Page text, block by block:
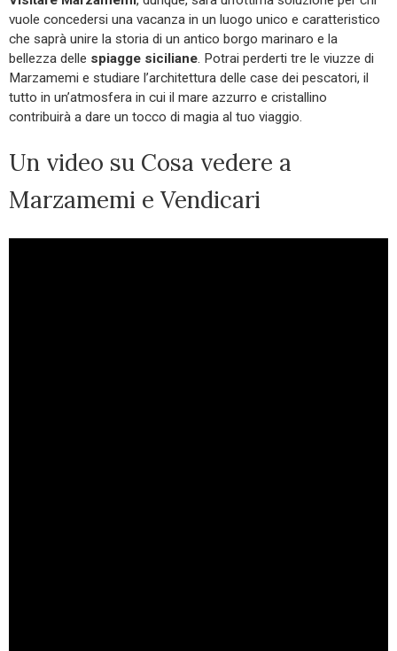
vuole concedersi una vacanza in un luogo unico e caratteristico
che saprà unire la storia di un antico borgo marinaro e la
bellezza delle spiagge siciliane. Potrai perderti tre le viuzze di
Marzamemi e studiare l’architettura delle case dei pescatori, il
tutto in un’atmosfera in cui il mare azzurro e cristallino
contribuirà a dare un tocco di magia al tuo viaggio.
Un video su Cosa vedere a
Marzamemi e Vendicari